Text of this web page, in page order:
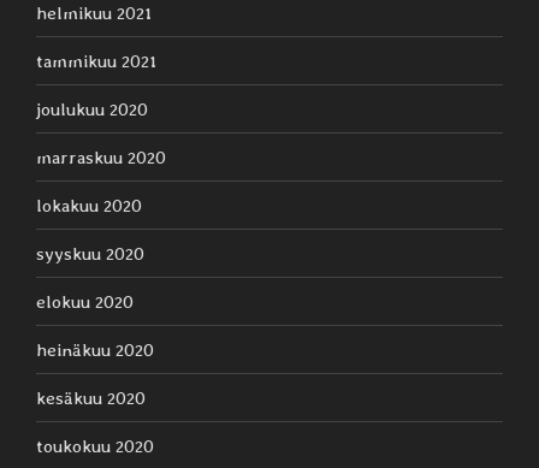
helmikuu 2021
tammikuu 2021
joulukuu 2020
marraskuu 2020
lokakuu 2020
syyskuu 2020
elokuu 2020
heinäkuu 2020
kesäkuu 2020
toukokuu 2020